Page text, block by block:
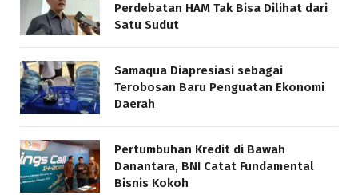
Perdebatan HAM Tak Bisa Dilihat dari
Satu Sudut
Samaqua Diapresiasi sebagai
Terobosan Baru Penguatan Ekonomi
Daerah
Pertumbuhan Kredit di Bawah
Danantara, BNI Catat Fundamental
Bisnis Kokoh